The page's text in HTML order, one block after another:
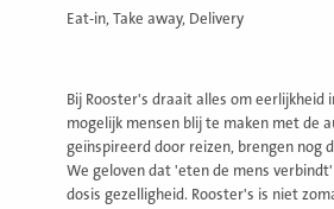
Eat-in, Take away, Delivery
Bij Rooster's draait alles om eerlijkheid
mogelijk mensen blij te maken met de
geïnspireerd door reizen, brengen nog
We geloven dat 'eten de mens
dosis gezelligheid. Rooster's is niet